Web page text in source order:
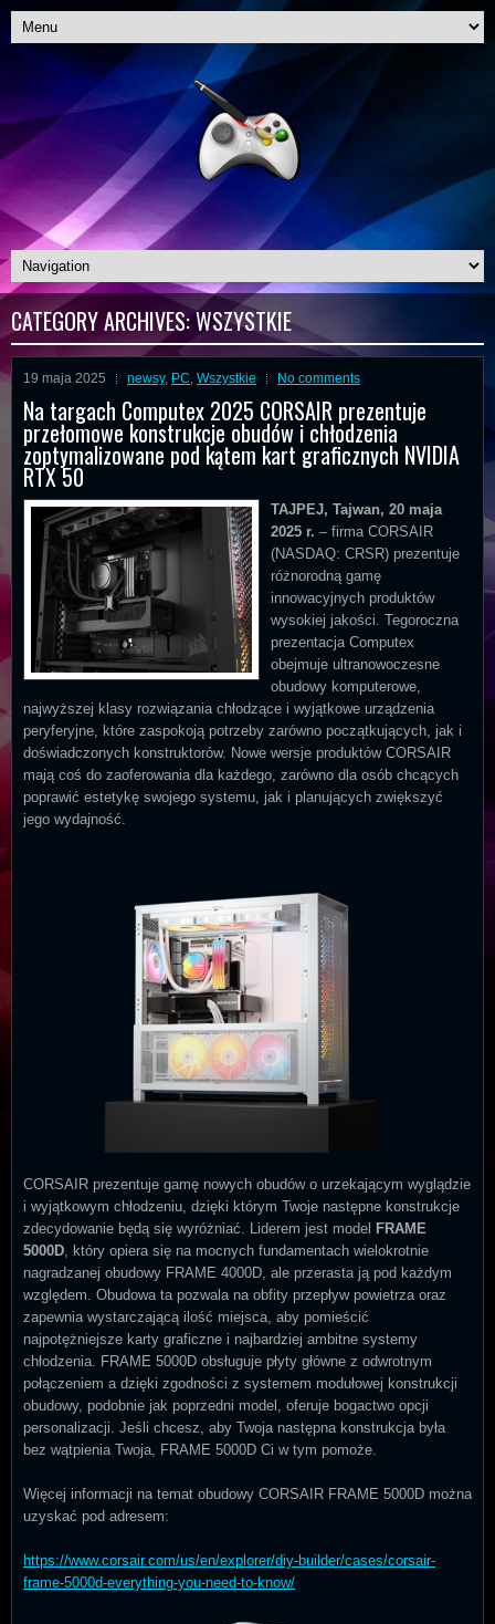
CATEGORY ARCHIVES:WSZYSTKIE
19 maja 2025 newsy, PC, Wszystkie No comments
Na targach Computex 2025 CORSAIR prezentuje
przełomowe konstrukcje obudów i chłodzenia
zoptymalizowane pod kątem kart graficznych NVIDIA
RTX 50
TAJPEJ, Tajwan, 20 maja
2025 r. – firma CORSAIR
(NASDAQ: CRSR) prezentuje
różnorodną gamę
innowacyjnych produktów
wysokiej jakości. Tegoroczna
prezentacja Computex
obejmuje ultranowoczesne
obudowy komputerowe,
najwyższej klasy rozwiązania chłodzące i wyjątkowe urządzenia
peryferyjne, które zaspokoją potrzeby zarówno początkujących, jak i
doświadczonych konstruktorów. Nowe wersje produktów CORSAIR
mają coś do zaoferowania dla każdego, zarówno dla osób chcących
poprawić estetykę swojego systemu, jak i planujących zwiększyć
jego wydajność.
CORSAIR prezentuje gamę nowych obudów o urzekającym wyglądzie
i wyjątkowym chłodzeniu, dzięki którym Twoje następne konstrukcje
zdecydowanie będą się wyróżniać. Liderem jest model FRAME
5000D , który opiera się na mocnych fundamentach wielokrotnie
nagradzanej obudowy FRAME 4000D, ale przerasta ją pod każdym
względem. Obudowa ta pozwala na obfity przepływ powietrza oraz
zapewnia wystarczającą ilość miejsca, aby pomieścić
najpotężniejsze karty graficzne i najbardziej ambitne systemy
chłodzenia. FRAME 5000D obsługuje płyty główne z odwrotnym
połączeniem a dzięki zgodności z systemem modułowej konstrukcji
obudowy, podobnie jak poprzedni model, oferuje bogactwo opcji
personalizacji. Jeśli chcesz, aby Twoja następna konstrukcja była
bez wątpienia Twoja, FRAME 5000D Ci w tym pomoże.
Więcej informacji na temat obudowy CORSAIR FRAME 5000D można
uzyskać pod adresem:
https://www.corsair.com/us/en/explorer/diy-builder/cases/corsair-
frame-5000d-everything-you-need-to-know/